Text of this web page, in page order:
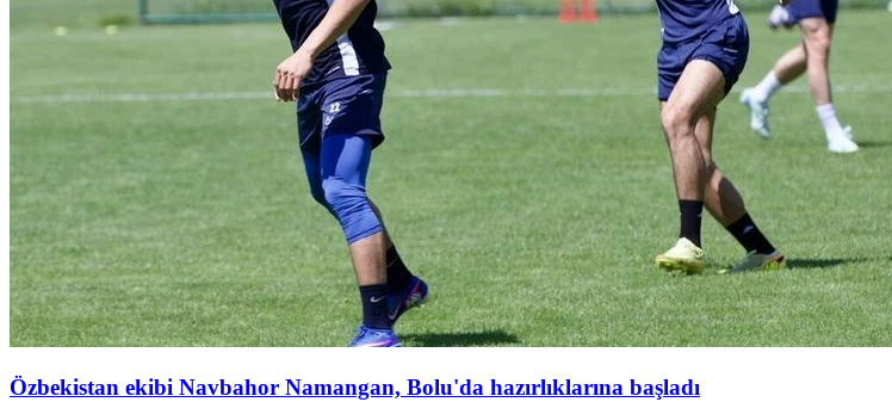
Özbekistan ekibi Navbahor Namangan, Bolu'da hazırlıklarına başladı